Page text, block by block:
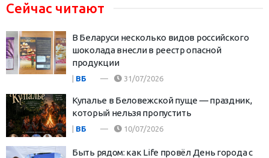
Сейчас читают
В Беларуси несколько видов российского
шоколада внесли в реестр опасной
продукции
ВБ 31/07/2026
Купалье в Беловежской пуще — праздник,
который нельзя пропустить
ВБ 10/07/2026
Быть рядом: как Life провёл День города с